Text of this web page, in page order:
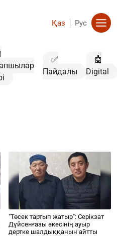
Қаз Рус
✅
Пайдалы
🤖
Digital
"Төсек тартып жатыр": Серікзат
Дүйсенғазы әкесінің ауыр
дертке шалдыққанын айтты